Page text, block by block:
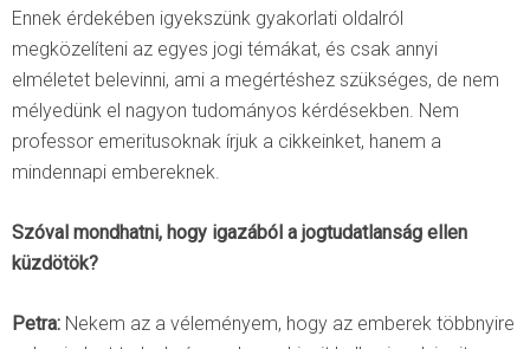
Ennek érdekében igyekszünk gyakorlati oldalról
megközelíteni az egyes jogi témákat, és csak annyi
elméletet belevinni, ami a megértéshez szükséges, de nem
mélyedünk el nagyon tudományos kérdésekben. Nem
professor emeritusoknak írjuk a cikkeinket, hanem a
mindennapi embereknek.
Szóval mondhatni, hogy igazából a jogtudatlanság ellen
küzdötök?
Petra: Nekem az a véleményem, hogy az emberek többnyire